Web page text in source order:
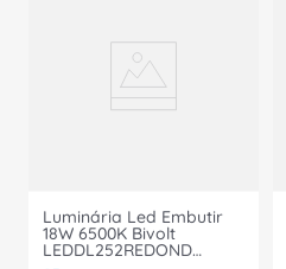
Luminária Led Embutir
18W 6500K Bivolt
LEDDL252REDOND